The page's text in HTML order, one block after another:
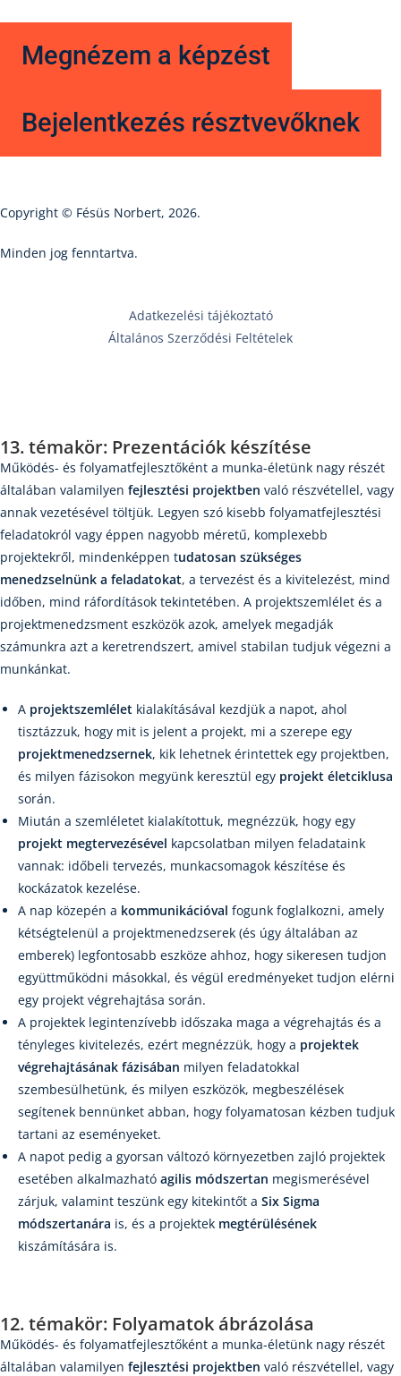
Megnézem a képzést
Bejelentkezés résztvevőknek
Copyright © Fésüs Norbert, 2026.
Minden jog fenntartva.
Adatkezelési tájékoztató
Általános Szerződési Feltételek
13. témakör: Prezentációk készítése
Működés- és folyamatfejlesztőként a munka-életünk nagy részét
általában valamilyen fejlesztési projektben való részvétellel, vagy
annak vezetésével töltjük. Legyen szó kisebb folyamatfejlesztési
feladatokról vagy éppen nagyobb méretű, komplexebb
projektekről, mindenképpen tudatosan szükséges
menedzselnünk a feladatokat, a tervezést és a kivitelezést, mind
időben, mind ráfordítások tekintetében. A projektszemlélet és a
projektmenedzsment eszközök azok, amelyek megadják
számunkra azt a keretrendszert, amivel stabilan tudjuk végezni a
munkánkat.
A projektszemlélet kialakításával kezdjük a napot, ahol
tisztázzuk, hogy mit is jelent a projekt, mi a szerepe egy
projektmenedzsernek, kik lehetnek érintettek egy projektben,
és milyen fázisokon megyünk keresztül egy projekt életciklusa
során.
Miután a szemléletet kialakítottuk, megnézzük, hogy egy
projekt megtervezésével kapcsolatban milyen feladataink
vannak: időbeli tervezés, munkacsomagok készítése és
kockázatok kezelése.
A nap közepén a kommunikációval fogunk foglalkozni, amely
kétségtelenül a projektmenedzserek (és úgy általában az
emberek) legfontosabb eszköze ahhoz, hogy sikeresen tudjon
együttműködni másokkal, és végül eredményeket tudjon elérni
egy projekt végrehajtása során.
A projektek legintenzívebb időszaka maga a végrehajtás és a
tényleges kivitelezés, ezért megnézzük, hogy a projektek
végrehajtásának fázisában milyen feladatokkal
szembesülhetünk, és milyen eszközök, megbeszélések
segítenek bennünket abban, hogy folyamatosan kézben tudjuk
tartani az eseményeket.
A napot pedig a gyorsan változó környezetben zajló projektek
esetében alkalmazható agilis módszertan megismerésével
zárjuk, valamint teszünk egy kitekintőt a Six Sigma
módszertanára is, és a projektek megtérülésének
kiszámítására is.
12. témakör: Folyamatok ábrázolása
Működés- és folyamatfejlesztőként a munka-életünk nagy részét
általában valamilyen fejlesztési projektben való részvétellel, vagy